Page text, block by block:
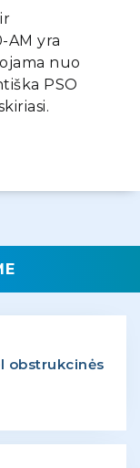
AM yra
nuo
PSO
obstrukcinės